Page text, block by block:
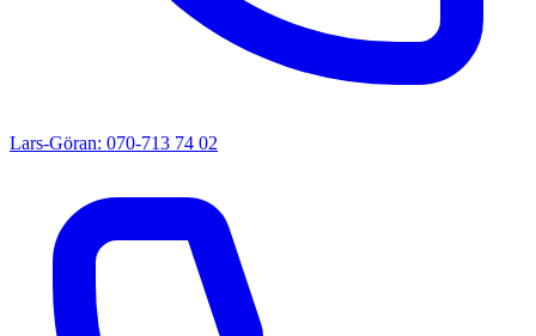
Lars-Göran: 070-713 74 02